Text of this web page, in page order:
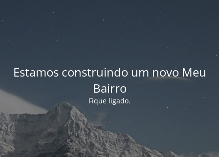
Estamos construindo um novo Meu
Bairro
Fique ligado.